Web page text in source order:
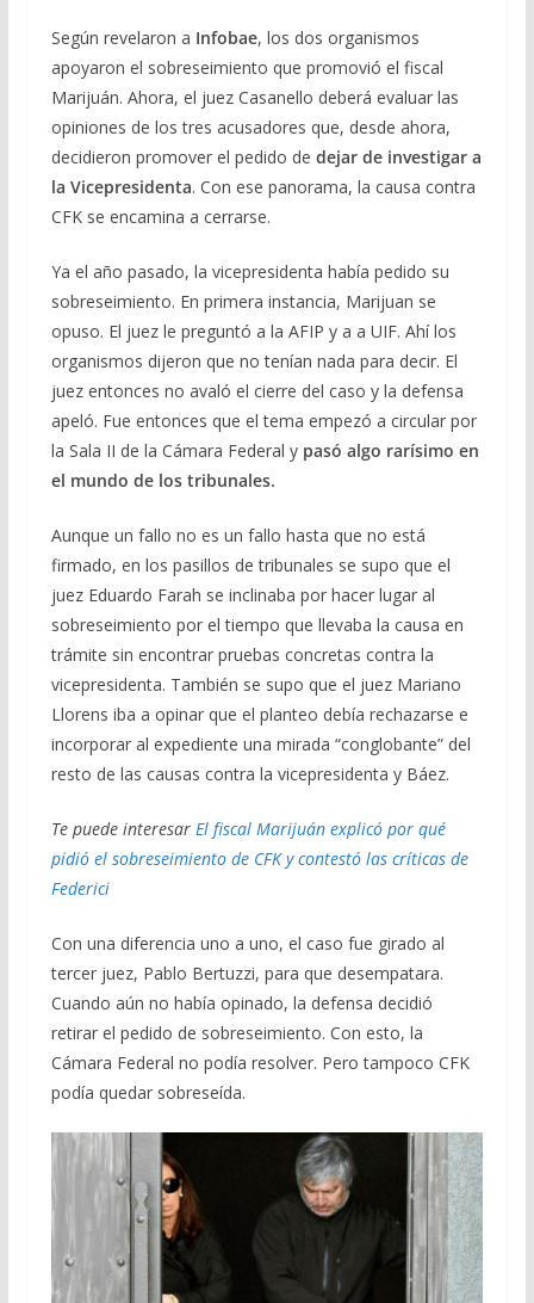
Según revelaron a Infobae, los dos organismos
apoyaron el sobreseimiento que promovió el fiscal
Marijuán. Ahora, el juez Casanello deberá evaluar las
opiniones de los tres acusadores que, desde ahora,
decidieron promover el pedido de dejar de investigar a
la Vicepresidenta. Con ese panorama, la causa contra
CFK se encamina a cerrarse.
Ya el año pasado, la vicepresidenta había pedido su
sobreseimiento. En primera instancia, Marijuan se
opuso. El juez le preguntó a la AFIP y a a UIF. Ahí los
organismos dijeron que no tenían nada para decir. El
juez entonces no avaló el cierre del caso y la defensa
apeló. Fue entonces que el tema empezó a circular por
la Sala II de la Cámara Federal y pasó algo rarísimo en
el mundo de los tribunales.
Aunque un fallo no es un fallo hasta que no está
firmado, en los pasillos de tribunales se supo que el
juez Eduardo Farah se inclinaba por hacer lugar al
sobreseimiento por el tiempo que llevaba la causa en
trámite sin encontrar pruebas concretas contra la
vicepresidenta. También se supo que el juez Mariano
Llorens iba a opinar que el planteo debía rechazarse e
incorporar al expediente una mirada “conglobante” del
resto de las causas contra la vicepresidenta y Báez.
Te puede interesarEl fiscal Marijuán explicó por qué
pidió el sobreseimiento de CFK y contestó las críticas de
Federici
Con una diferencia uno a uno, el caso fue girado al
tercer juez, Pablo Bertuzzi, para que desempatara.
Cuando aún no había opinado, la defensa decidió
retirar el pedido de sobreseimiento. Con esto, la
Cámara Federal no podía resolver. Pero tampoco CFK
podía quedar sobreseída.